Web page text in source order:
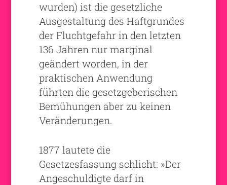
wurden) ist die gesetzliche
Ausgestaltung des Haftgrundes
der Fluchtgefahr in den letzten
136 Jahren nur marginal
geändert worden, in der
praktischen Anwendung
führten die gesetzgeberischen
Bemühungen aber zu keinen
Veränderungen.
1877 lautete die
Gesetzesfassung schlicht: »Der
Angeschuldigte darf in